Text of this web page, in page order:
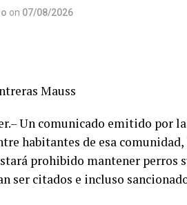
on 07/08/2026
Mauss
Un comunicado emitido por
habitantes de esa
prohibido mantener perros
ser citados e incluso